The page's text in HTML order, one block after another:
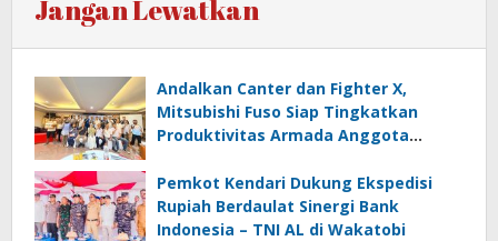
Jangan Lewatkan
Andalkan Canter dan Fighter X,
Mitsubishi Fuso Siap Tingkatkan
Produktivitas Armada Anggota
Pemkot Kendari Dukung Ekspedisi
Rupiah Berdaulat Sinergi Bank
Indonesia – TNI AL di Wakatobi